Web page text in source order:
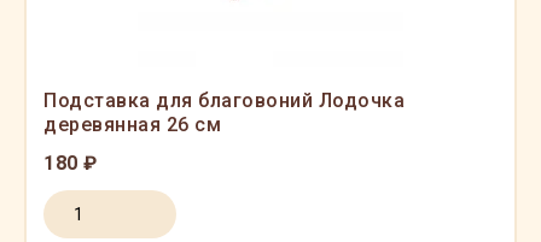
Подставка для благовоний Лодочка
деревянная 26 см
180 ₽